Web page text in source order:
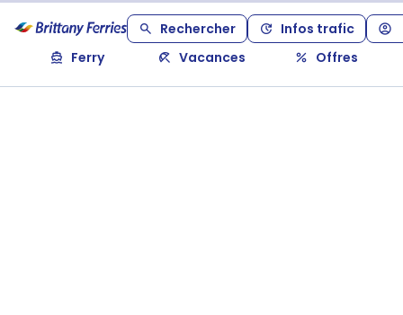
Rechercher
Infos trafic
Ferry
Vacances Offres